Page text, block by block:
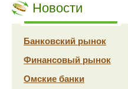
Новости
Банковский рынок
Финансовый рынок
Омские банки